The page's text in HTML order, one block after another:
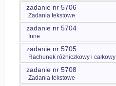
zadanie nr 5706
Zadania tekstowe
zadanie nr 5704
Inne
zadanie nr 5705
Rachunek różniczkowy i całkowy
zadanie nr 5708
Zadania tekstowe